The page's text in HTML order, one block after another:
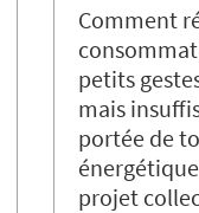
Comment
petits
mais
portée de
projet